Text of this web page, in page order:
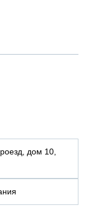
дом 10,